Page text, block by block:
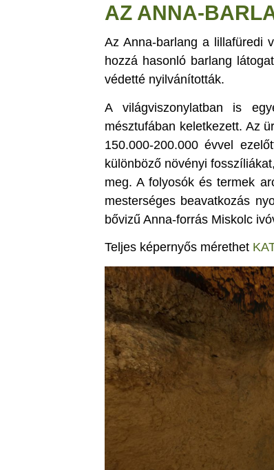
AZ ANNA-
Az Anna-barlang a lillafüredi
hozzá hasonló barlang
védetté nyilvánították.
A világviszonylatban is
mésztufában keletkezett. Az
150.000-200.000 évvel
különböző növényi
meg. A folyosók és termek
mesterséges beavatkozás
bővizű Anna-forrás Miskolc
Teljes képernyős mérethet